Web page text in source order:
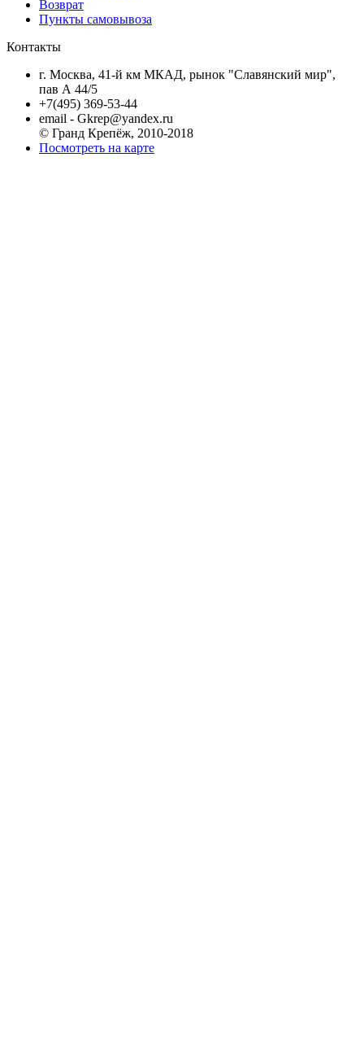
Возврат
Пункты самовывоза
Контакты
г. Москва, 41-й км МКАД, рынок "Славянский мир",
пав А 44/5
+7(495) 369-53-44
email - Gkrep@yandex.ru
© Гранд Крепёж, 2010-2018
Посмотреть на карте